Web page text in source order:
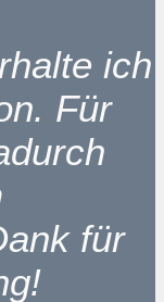
ich
Für
für